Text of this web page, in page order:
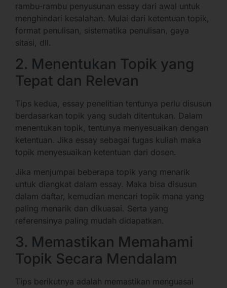
rambu-rambu penyusunan essay dari awal untuk
menghindari kesalahan. Mulai dari ketentuan topik,
format penulisan, sistematika penulisan, gaya
sitasi, dll.
2. Menentukan Topik yang
Tepat dan Relevan
Tips kedua, essay penelitian tentunya perlu disusun
berdasarkan topik yang sudah ditentukan. Dalam
menentukan topik, tentunya menyesuaikan dengan
ketentuan. Jika essay sebagai tugas kuliah maka
topik menyesuaikan ketentuan dari dosen.
Jika menjumpai beberapa topik yang menarik
untuk diangkat dalam essay. Maka bisa disusun
dalam daftar, kemudian mencari topik mana yang
paling menarik dan dikuasai. Serta yang
referensinya paling mudah didapatkan.
3. Memastikan Memahami
Topik Secara Mendalam
Tips berikutnya adalah memastikan menguasai